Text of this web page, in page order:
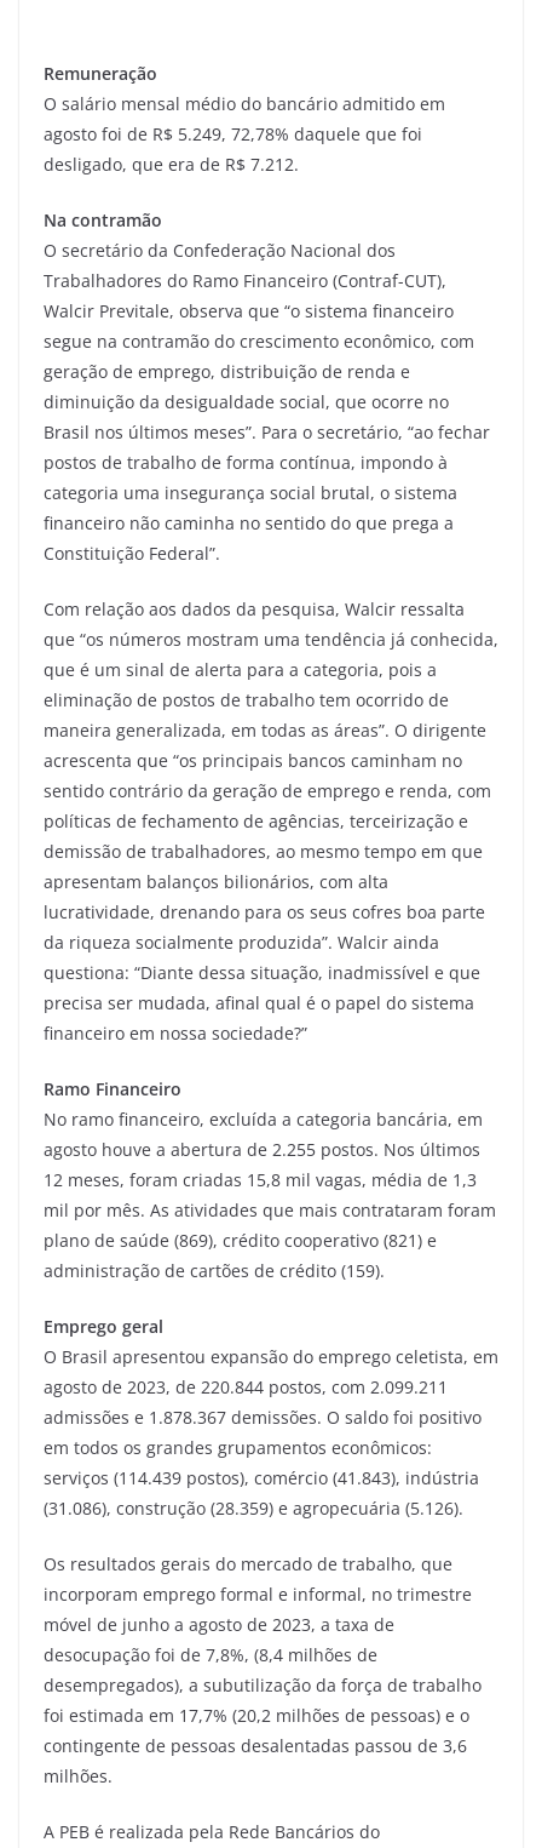
Remuneração
O salário mensal médio do bancário admitido em
agosto foi de R$ 5.249, 72,78% daquele que foi
desligado, que era de R$ 7.212.
Na contramão
O secretário da Confederação Nacional dos
Trabalhadores do Ramo Financeiro (Contraf-CUT),
Walcir Previtale, observa que “o sistema financeiro
segue na contramão do crescimento econômico, com
geração de emprego, distribuição de renda e
diminuição da desigualdade social, que ocorre no
Brasil nos últimos meses”. Para o secretário, “ao fechar
postos de trabalho de forma contínua, impondo à
categoria uma insegurança social brutal, o sistema
financeiro não caminha no sentido do que prega a
Constituição Federal”.
Com relação aos dados da pesquisa, Walcir ressalta
que “os números mostram uma tendência já conhecida,
que é um sinal de alerta para a categoria, pois a
eliminação de postos de trabalho tem ocorrido de
maneira generalizada, em todas as áreas”. O dirigente
acrescenta que “os principais bancos caminham no
sentido contrário da geração de emprego e renda, com
políticas de fechamento de agências, terceirização e
demissão de trabalhadores, ao mesmo tempo em que
apresentam balanços bilionários, com alta
lucratividade, drenando para os seus cofres boa parte
da riqueza socialmente produzida”. Walcir ainda
questiona: “Diante dessa situação, inadmissível e que
precisa ser mudada, afinal qual é o papel do sistema
financeiro em nossa sociedade?”
Ramo Financeiro
No ramo financeiro, excluída a categoria bancária, em
agosto houve a abertura de 2.255 postos. Nos últimos
12 meses, foram criadas 15,8 mil vagas, média de 1,3
mil por mês. As atividades que mais contrataram foram
plano de saúde (869), crédito cooperativo (821) e
administração de cartões de crédito (159).
Emprego geral
O Brasil apresentou expansão do emprego celetista, em
agosto de 2023, de 220.844 postos, com 2.099.211
admissões e 1.878.367 demissões. O saldo foi positivo
em todos os grandes grupamentos econômicos:
serviços (114.439 postos), comércio (41.843), indústria
(31.086), construção (28.359) e agropecuária (5.126).
Os resultados gerais do mercado de trabalho, que
incorporam emprego formal e informal, no trimestre
móvel de junho a agosto de 2023, a taxa de
desocupação foi de 7,8%, (8,4 milhões de
desempregados), a subutilização da força de trabalho
foi estimada em 17,7% (20,2 milhões de pessoas) e o
contingente de pessoas desalentadas passou de 3,6
milhões.
A PEB é realizada pela Rede Bancários do